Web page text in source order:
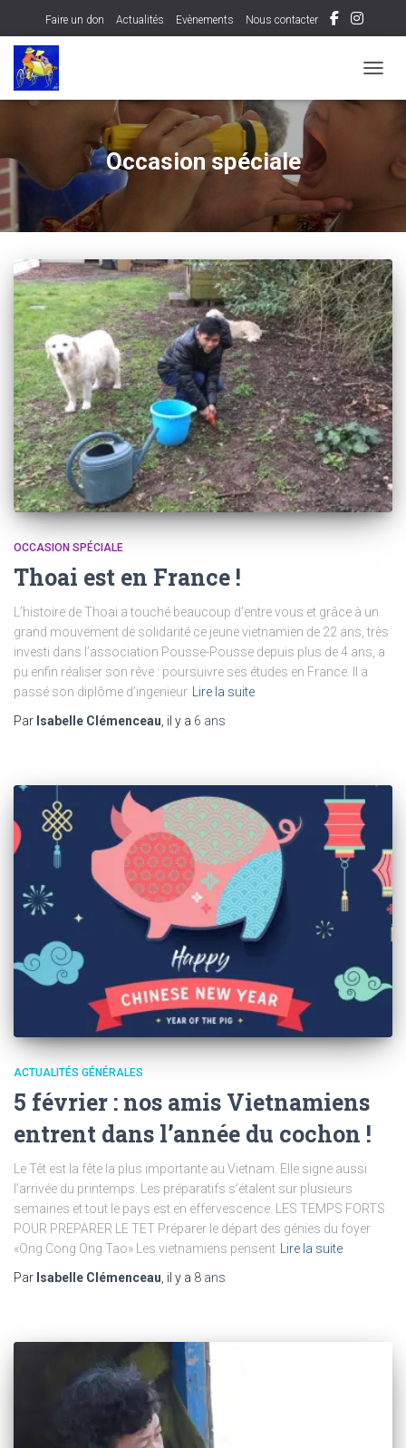
Faire un don Actualités Evènements Nous contacter
Occasion spéciale
OCCASION SPÉCIALE
Thoai est en France !
L’histoire de Thoai a touché beaucoup d’entre vous et grâce à un
grand mouvement de solidarité ce jeune vietnamien de 22 ans, très
investi dans l’association Pousse-Pousse depuis plus de 4 ans, a
pu enfin réaliser son rêve : poursuivre ses études en France. Il a
passé son diplôme d’ingenieur
Lire la suite
Par Isabelle Clémenceau , il y a 6 ans
ACTUALITÉS GÉNÉRALES
5 février : nos amis Vietnamiens
entrent dans l’année du cochon !
Le Têt est la fête la plus importante au Vietnam. Elle signe aussi
l’arrivée du printemps. Les préparatifs s’étalent sur plusieurs
semaines et tout le pays est en effervescence. LES TEMPS FORTS
POUR PREPARER LE TET Préparer le départ des génies du foyer
«Ong Cong Ong Tao» Les vietnamiens pensent Lire la suite
Par Isabelle Clémenceau, il y a 8 ans